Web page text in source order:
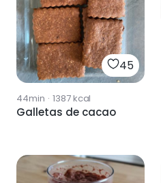
45
44min · 1387kcal
Galletas de cacao